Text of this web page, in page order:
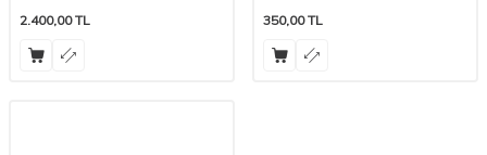
2.400,00TL 350,00TL